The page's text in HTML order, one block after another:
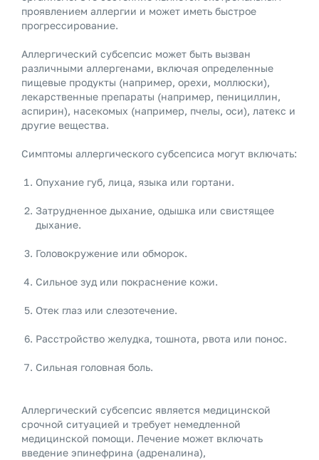
проявлением аллергии и может иметь быстрое
прогрессирование.
Аллергический субсепсис может быть вызван
различными аллергенами, включая определенные
пищевые продукты (например, орехи, моллюски),
лекарственные препараты (например, пенициллин,
аспирин), насекомых (например, пчелы, оси), латекс и
другие вещества.
Симптомы аллергического субсепсиса могут включать:
Опухание губ, лица, языка или гортани.
Затрудненное дыхание, одышка или свистящее
дыхание.
Головокружение или обморок.
Сильное зуд или покраснение кожи.
Отек глаз или слезотечение.
Расстройство желудка, тошнота, рвота или понос.
Сильная головная боль.
Аллергический субсепсис является медицинской
срочной ситуацией и требует немедленной
медицинской помощи. Лечение может включать
введение эпинефрина (адреналина),